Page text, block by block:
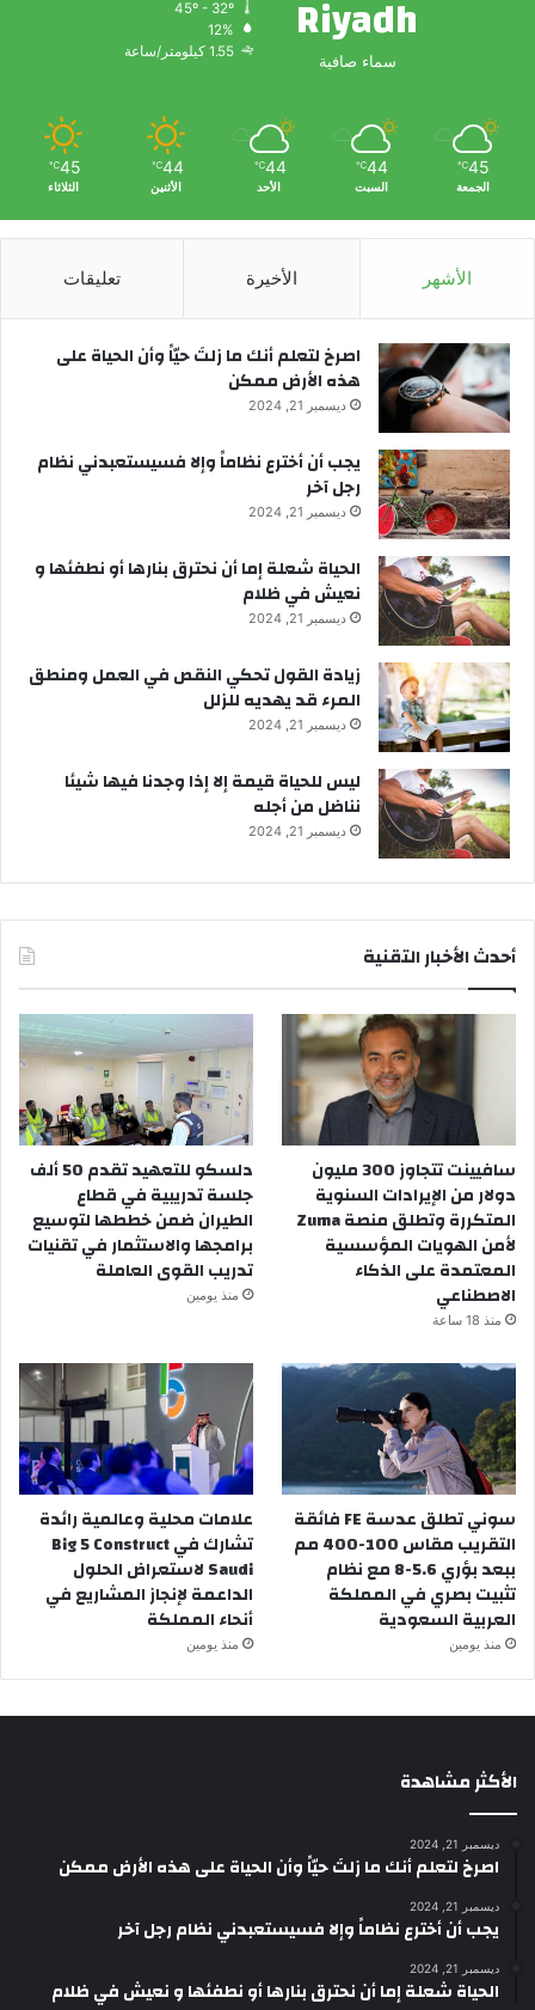
Riyadh
سماء صافية
12%
1.55 كيلومتر/ساعة
45
℃
الجمعة
44
℃
السبت
44
℃
الأحد
44
℃
الأثنين
45
℃
الثلاثاء
الأشهر الأخيرة تعليقات
‫اصرخ لتعلم أنك ما زلتَ حيّاً وأن الحياة على
هذه الأرض ممكن
ديسمبر 21, 2024
يجب أن أخترع نظاماً وإلا فسيستعبدني نظام
رجل آخر
ديسمبر 21, 2024
الحياة شعلة إما أن نحترق بنارها أو نطفئها و
نعيش في ظلام
ديسمبر 21, 2024
زيادة القول تحكي النقص في العمل ومنطق
المرء قد يهديه للزلل
ديسمبر 21, 2024
ليس للحياة قيمة إلا إذا وجدنا فيها شيئا
نناضل من أجله
ديسمبر 21, 2024
أحدث الأخبار التقنية
سافيينت تتجاوز 300 مليون
دولار من الإيرادات السنوية
المتكررة وتطلق منصة Zuma
لأمن الهويات المؤسسية
المعتمدة على الذكاء
الاصطناعي
منذ 18 ساعة
دلسكو للتعهيد تقدم 50 ألف
جلسة تدريبية في قطاع
الطيران ضمن خططها لتوسيع
برامجها والاستثمار في تقنيات
تدريب القوى العاملة
منذ يومين
سوني تطلق عدسة FE فائقة
التقريب مقاس 100-400 مم
ببعد بؤري 5.6-8 مع نظام
تثبيت بصري في المملكة
العربية السعودية
منذ يومين
علامات محلية وعالمية رائدة
تشارك في Big 5 Construct
Saudi لاستعراض الحلول
الداعمة لإنجاز المشاريع في
أنحاء المملكة
منذ يومين
الأكثر مشاهدة
ديسمبر 21, 2024
‫اصرخ لتعلم أنك ما زلتَ حيّاً وأن الحياة على هذه الأرض ممكن
ديسمبر 21, 2024
يجب أن أخترع نظاماً وإلا فسيستعبدني نظام رجل آخر
ديسمبر 21, 2024
الحياة شعلة إما أن نحترق بنارها أو نطفئها و نعيش في ظلام